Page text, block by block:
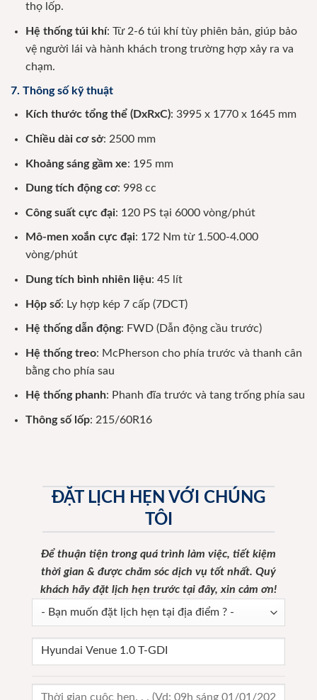
thọ lốp.
Hệ thống túi khí: Từ 2-6 túi khí tùy phiên bản, giúp bảo
vệ người lái và hành khách trong trường hợp xảy ra va
chạm.
7. Thông số kỹ thuật
Kích thước tổng thể (DxRxC): 3995 x 1770 x 1645 mm
Chiều dài cơ sở: 2500 mm
Khoảng sáng gầm xe: 195 mm
Dung tích động cơ: 998 cc
Công suất cực đại: 120 PS tại 6000 vòng/phút
Mô-men xoắn cực đại: 172 Nm từ 1.500-4.000
vòng/phút
Dung tích bình nhiên liệu: 45 lít
Hộp số: Ly hợp kép 7 cấp (7DCT)
Hệ thống dẫn động: FWD (Dẫn động cầu trước)
Hệ thống treo: McPherson cho phía trước và thanh cân
bằng cho phía sau
Hệ thống phanh: Phanh đĩa trước và tang trống phía sau
Thông số lốp: 215/60R16​
ĐẶT LỊCH HẸN VỚI CHÚNG
TÔI
Để thuận tiện trong quá trình làm việc, tiết kiệm
thời gian & được chăm sóc dịch vụ tốt nhất. Quý
khách hãy đặt lịch hẹn trước tại đây, xin cảm ơn!